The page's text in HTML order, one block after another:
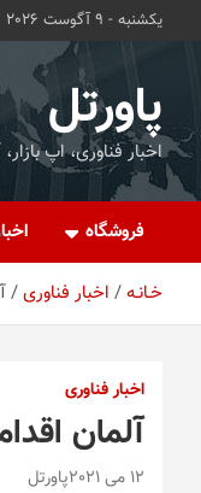
یکشنبه - 9 آگوست 2026
پاورتل
اخبار فناوری، اپ
فروشگاه
خـانـه اخبار فناوری
اخبار فناوری
آلمان
12 می 2021 پاورتل